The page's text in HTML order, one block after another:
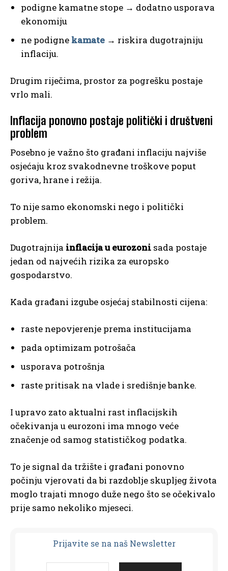
podigne kamatne stope → dodatno usporava
ekonomiju
ne podigne kamate → riskira dugotrajniju
inflaciju.
Drugim riječima, prostor za pogrešku postaje
vrlo mali.
Inflacija ponovno postaje politički i društveni
problem
Posebno je važno što građani inflaciju najviše
osjećaju kroz svakodnevne troškove poput
goriva, hrane i režija.
To nije samo ekonomski nego i politički
problem.
Dugotrajnija inflacija u eurozoni sada postaje
jedan od najvećih rizika za europsko
gospodarstvo.
Kada građani izgube osjećaj stabilnosti cijena:
raste nepovjerenje prema institucijama
pada optimizam potrošača
usporava potrošnja
raste pritisak na vlade i središnje banke.
I upravo zato aktualni rast inflacijskih
očekivanja u eurozoni ima mnogo veće
značenje od samog statističkog podatka.
To je signal da tržište i građani ponovno
počinju vjerovati da bi razdoblje skupljeg života
moglo trajati mnogo duže nego što se očekivalo
prije samo nekoliko mjeseci.
Prijavite se na naš Newsletter